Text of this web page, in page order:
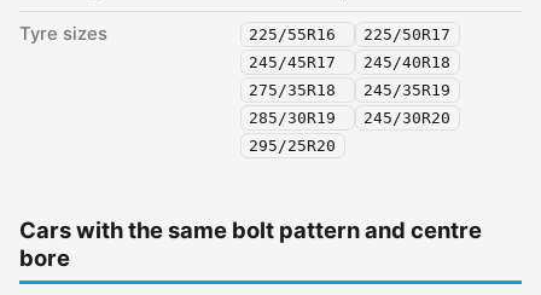
Tyre sizes 225/55R16
225/50R17
245/45R17
245/40R18
275/35R18
245/35R19
285/30R19
245/30R20
295/25R20
Cars with the same bolt pattern and centre
bore